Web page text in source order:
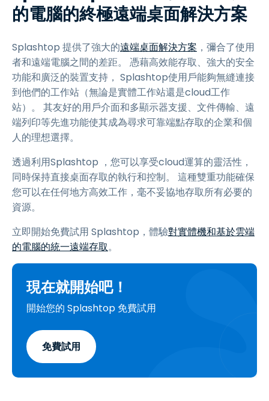
的電腦的終極遠端桌面解決方案
Splashtop 提供了強大的遠端桌面解決方案 ，彌合了使用
者和遠端電腦之間的差距。 憑藉高效能存取、強大的安全
功能和廣泛的裝置支持， Splashtop使用戶能夠無縫連接
到他們的工作站（無論是實體工作站還是cloud工作
站）。 其友好的用戶介面和多顯示器支援、文件傳輸、遠
端列印等先進功能使其成為尋求可靠端點存取的企業和個
人的理想選擇。
透過利用Splashtop ，您可以享受cloud運算的靈活性，
同時保持直接桌面存取的執行和控制。 這種雙重功能確保
您可以在任何地方高效工作，毫不妥協地存取所有必要的
資源。
立即開始免費試用 Splashtop，體驗對實體機和基於雲端
的電腦的統一遠端存取。
現在就開始吧！
開始您的 Splashtop 免費試用
免費試用